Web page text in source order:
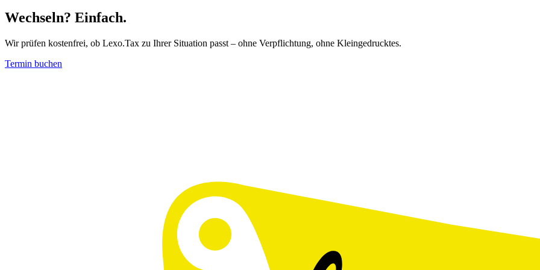
Wechseln? Einfach.
Wir prüfen kostenfrei, ob Lexo.Tax zu Ihrer Situation passt – ohne Verpflichtung, ohne Kleingedrucktes.
Termin buchen